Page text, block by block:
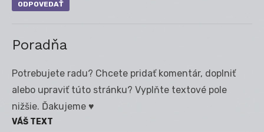
ODPOVEDAŤ
Poradňa
Potrebujete radu? Chcete pridať komentár, doplniť
alebo upraviť túto stránku? Vyplňte textové pole
nižšie. Ďakujeme ♥
VÁŠ TEXT